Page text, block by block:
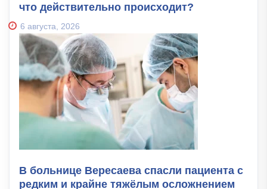
что действительно происходит?
6 августа, 2026
В больнице Вересаева спасли пациента с
редким и крайне тяжёлым осложнением